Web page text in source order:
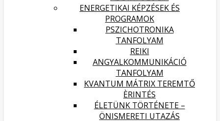
ENERGETIKAI KÉPZÉSEK ÉS
PROGRAMOK
PSZICHOTRONIKA
TANFOLYAM
REIKI
ANGYALKOMMUNIKÁCIÓ
TANFOLYAM
KVANTUM MÁTRIX TEREMTŐ
ÈRINTÉS
ÉLETÜNK TÖRTÉNETE –
ÖNISMERETI UTAZÁS